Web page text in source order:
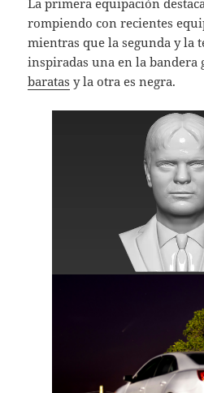
La primera equipación
rompiendo con recientes
mientras que la segunda y la
inspiradas una en la bandera
baratas y la otra es negra.